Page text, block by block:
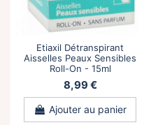
Etiaxil Détranspirant
Aisselles Peaux Sensibles
Roll-On - 15ml
8,99 €
Ajouter au panier